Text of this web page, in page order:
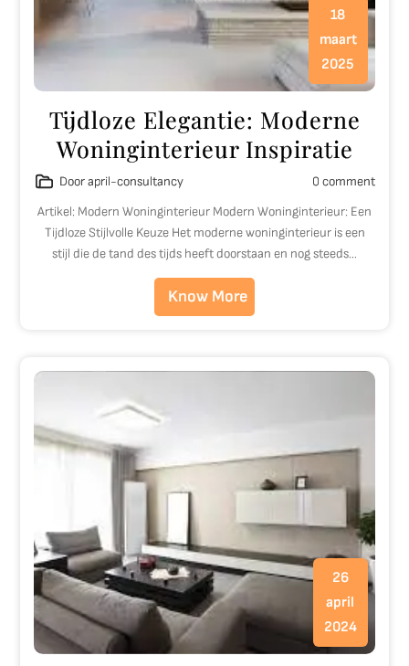
18
maart
2025
Tijdloze Elegantie: Moderne
Woninginterieur Inspiratie
Door april-consultancy
0 comment
Artikel: Modern Woninginterieur Modern Woninginterieur: Een
Tijdloze Stijlvolle Keuze Het moderne woninginterieur is een
stijl die de tand des tijds heeft doorstaan en nog steeds…
Know More
26
april
2024